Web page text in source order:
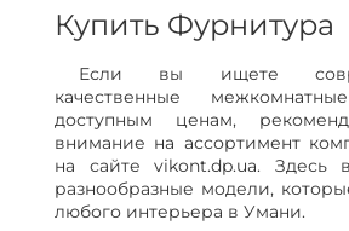
Купить Фурнитура
Если вы ищете
качественные
доступным ценам,
внимание на ассортимент
на сайте vikont.dp.ua. Здесь
разнообразные модели,
любого интерьера в Умани.